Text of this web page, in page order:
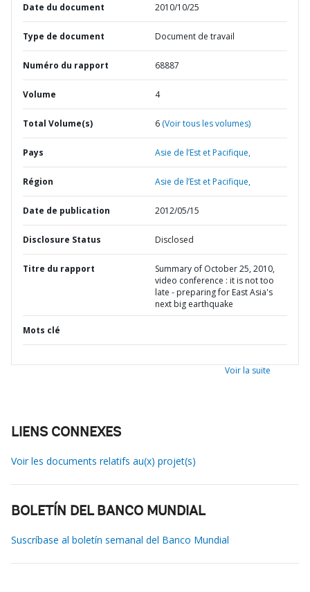
Date du document 2010/10/25
Type de document Document de travail
Numéro du rapport 68887
Volume 4
Total Volume(s) 6 (Voir tous les volumes)
Pays Asie de l’Est et Pacifique,
Région Asie de l’Est et Pacifique,
Date de publication 2012/05/15
Disclosure Status Disclosed
Titre du rapport
Summary of October 25, 2010,
video conference : it is not too
late - preparing for East Asia's
next big earthquake
Mots clé
Voir la suite
LIENS CONNEXES
Voir les documents relatifs au(x) projet(s)
BOLETÍN DEL BANCO MUNDIAL
Suscríbase al boletín semanal del Banco Mundial